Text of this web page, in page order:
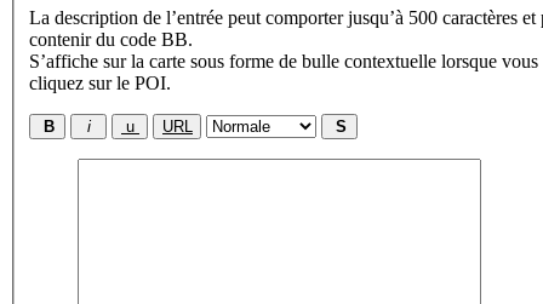
La description de l’entrée peut comporter jusqu’à 500 caractères et
contenir du code BB.
S’affiche sur la carte sous forme de bulle contextuelle lorsque vous
cliquez sur le POI.